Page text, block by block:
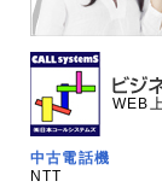
WEB
中古電話機
NTT